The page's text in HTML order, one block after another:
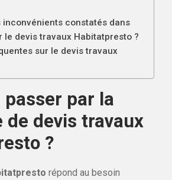
inconvénients constatés dans
le devis travaux Habitatpresto ?
sur le devis travaux
passer par la
de devis travaux
?
répond au besoin